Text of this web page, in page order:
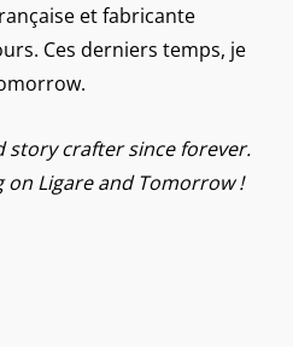
et fabricante
Ces derniers temps, je
story crafter since forever.
on Ligare and Tomorrow !